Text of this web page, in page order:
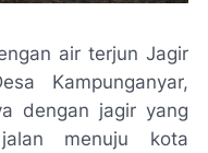
air terjun Jagir
Kampunganyar,
dengan jagir yang
menuju kota